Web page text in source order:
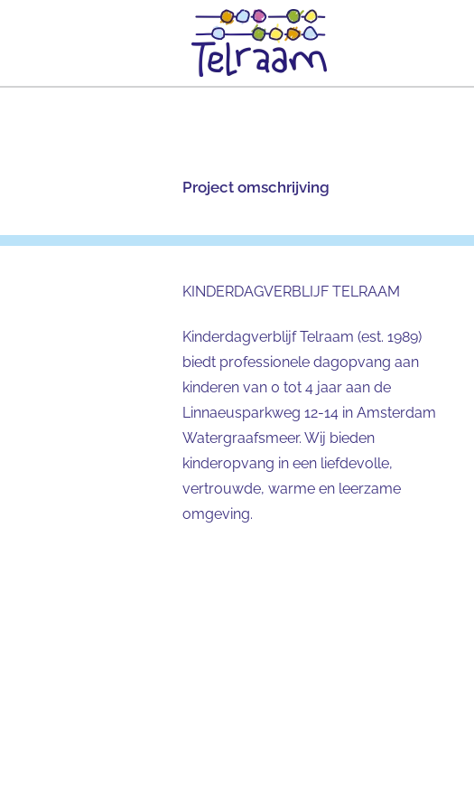
Project omschrijving
KINDERDAGVERBLIJF TELRAAM
Kinderdagverblijf Telraam (est. 1989)
biedt professionele dagopvang aan
kinderen van 0 tot 4 jaar aan de
Linnaeusparkweg 12-14 in Amsterdam
Watergraafsmeer. Wij bieden
kinderopvang in een liefdevolle,
vertrouwde, warme en leerzame
omgeving.